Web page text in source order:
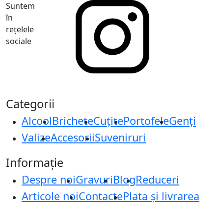
Suntem
în
rețelele
sociale
Categorii
AlcoolBricheteCuțitePortofeleGenți
ValizeAccesoriiSuveniruri
Informație
Despre noiGravuriBlogReduceri
Articole noiContactePlata și livrarea